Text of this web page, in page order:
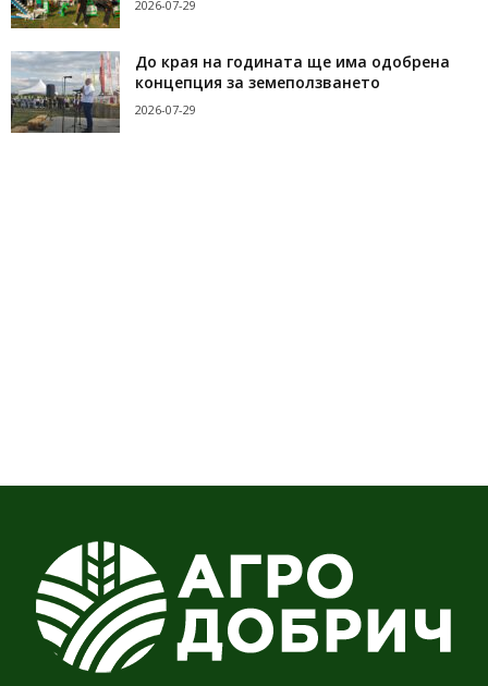
2026-07-29
До края на годината ще има одобрена
концепция за земеползването
2026-07-29